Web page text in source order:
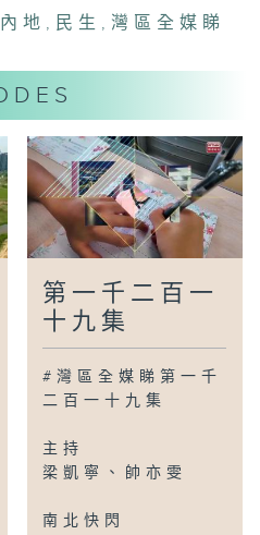
實戰基地投入使用
放歸長江
品牌下半年投入服務
雪公園正式啟用
枱吃飯
植雨花茶
興職業
藍道將人車分流
繪公園
爾蓋濕地
內地 , 民生 , 灣區全媒睇
第一千二百一
十九集
#灣區全媒睇第一千
二百一十九集
主持
梁凱寧、帥亦雯
南北快閃